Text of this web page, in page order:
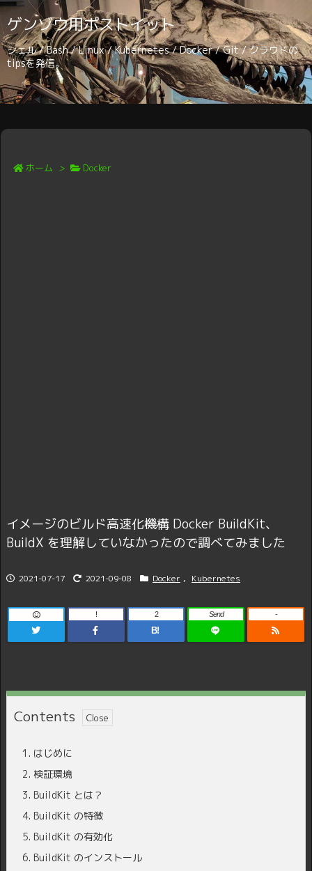
ゲンゾウ用ポストイット
シェル / Bash / Linux / Kubernetes / Docker / Git / クラウドの
tipsを発信。
ホーム > Docker
イメージのビルド高速化機構 Docker BuildKit、
BuildX を理解していなかったので調べてみました
2021-07-17 2021-09-08 Docker , Kubernetes
!
B!
2 Send -
Contents
1. はじめに
2. 検証環境
3. BuildKit とは？
4. BuildKit の特徴
5. BuildKit の有効化
6. BuildKit のインストール